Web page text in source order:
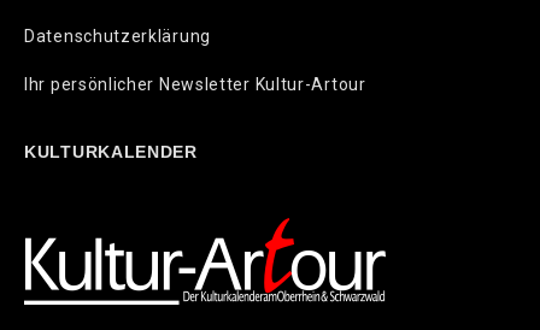
Datenschutzerklärung
Ihr persönlicher Newsletter Kultur-Artour
KULTURKALENDER